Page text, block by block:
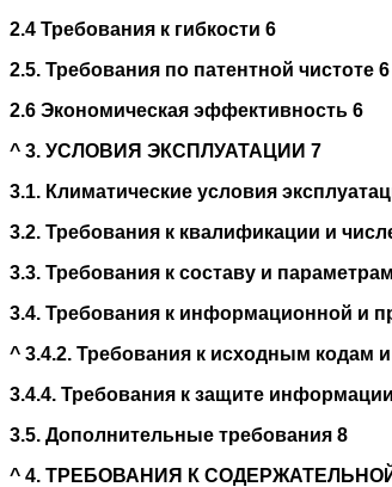
2.4 Требования к гибкости 6
2.5. Требования по патентной чистоте 6
2.6 Экономическая эффективность 6
^ 3. УСЛОВИЯ ЭКСПЛУАТАЦИИ 7
3.1. Климатические условия
3.2. Требования к квалификации и
3.3. Требования к составу и
3.4. Требования к информационной и
^ 3.4.2. Требования к исходным кодам
3.4.4. Требования к защите
3.5. Дополнительные требования 8
^ 4. ТРЕБОВАНИЯ К